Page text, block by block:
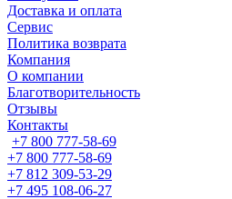
Доставка и оплата
Сервис
Политика возврата
Компания
О компании
Благотворительность
Отзывы
Контакты
+7 800 777-58-69
+7 800 777-58-69
+7 812 309-53-29
+7 495 108-06-27